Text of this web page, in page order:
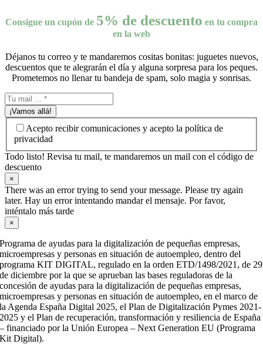
Consigue un cupón de 5% de descuento en tu compra
en la web
Déjanos tu correo y te mandaremos cositas bonitas: juguetes nuevos,
descuentos que te alegrarán el día y alguna sorpresa para los peques.
Prometemos no llenar tu bandeja de spam, solo magia y sonrisas.
¡Vamos allá!
Acepto recibir comunicaciones y acepto la política de
privacidad
Todo listo! Revisa tu mail, te mandaremos un mail con el código de
descuento
×
There was an error trying to send your message. Please try again
later. Hay un error intentando mandar el mensaje. Por favor,
inténtalo más tarde
×
Programa de ayudas para la digitalización de pequeñas empresas,
microempresas y personas en situación de autoempleo, dentro del
programa KIT DIGITAL, regulado en la orden ETD/1498/2021, de 29
de diciembre por la que se aprueban las bases reguladoras de la
concesión de ayudas para la digitalización de pequeñas empresas,
microempresas y personas en situación de autoempleo, en el marco de
la Agenda España Digital 2025, el Plan de Digitalización Pymes 2021-
2025 y el Plan de recuperación, transformación y resiliencia de España
– financiado por la Unión Europea – Next Generation EU (Programa
Kit Digital).